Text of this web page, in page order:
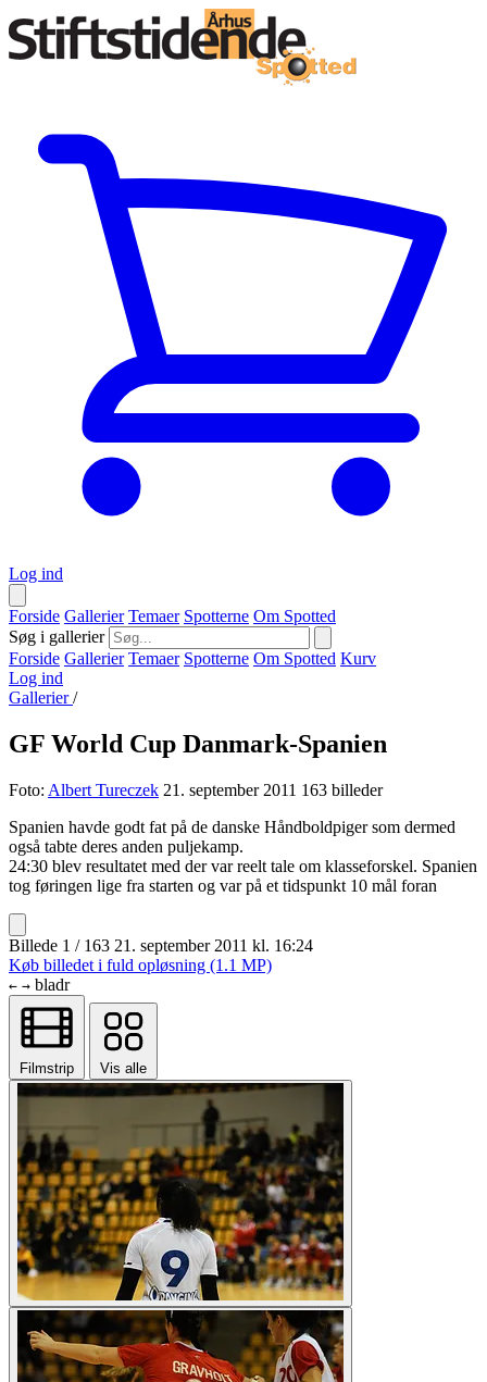
Log ind
Forside Gallerier Temaer Spotterne Om Spotted
Søg i gallerier
Forside Gallerier Temaer Spotterne Om Spotted Kurv
Log ind
Gallerier/
GF World Cup Danmark-Spanien
Foto: Albert Tureczek 21. september 2011 163 billeder
Spanien havde godt fat på de danske Håndboldpiger som dermed
også tabte deres anden puljekamp.
24:30 blev resultatet med der var reelt tale om klasseforskel. Spanien
tog føringen lige fra starten og var på et tidspunkt 10 mål foran
Billede 1 / 163 21. september 2011 kl. 16:24
Køb billedet i fuld opløsning (1.1 MP)
← → bladr
Filmstrip Vis alle